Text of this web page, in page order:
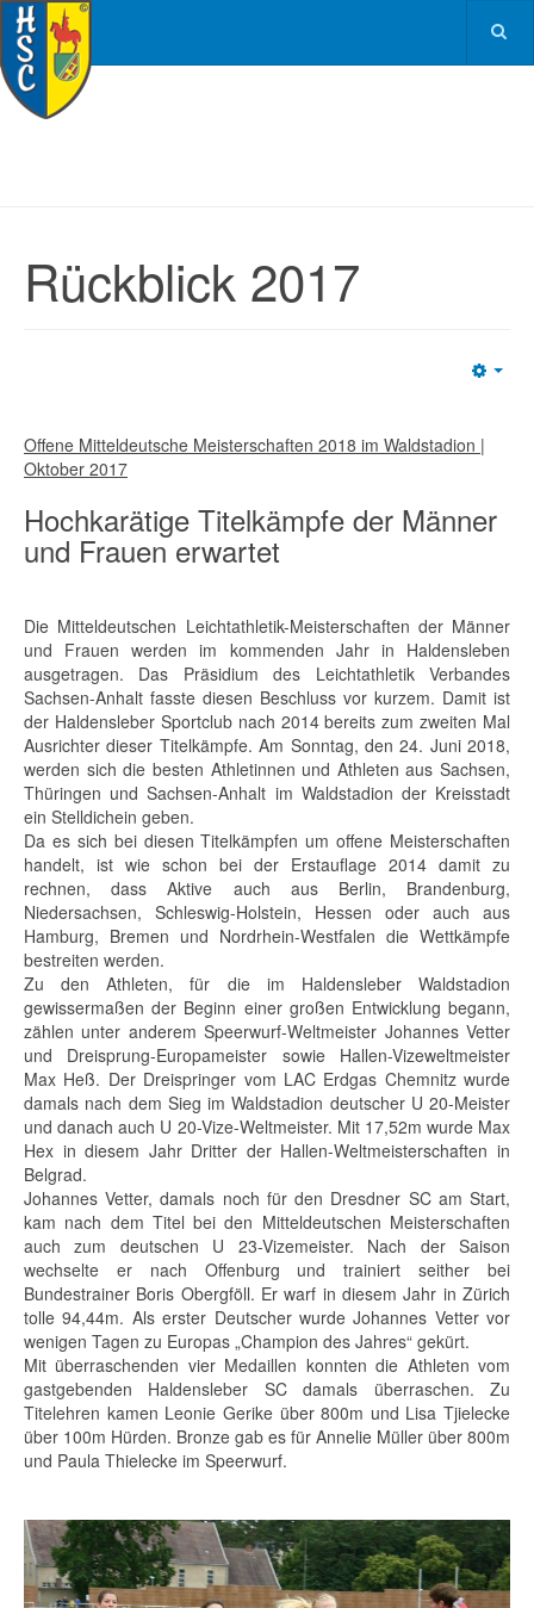
Rückblick 2017
Offene Mitteldeutsche Meisterschaften 2018 im Waldstadion |
Oktober 2017
Hochkarätige Titelkämpfe der Männer
und Frauen erwartet
Die Mitteldeutschen Leichtathletik-Meisterschaften der Männer
und Frauen werden im kommenden Jahr in Haldensleben
ausgetragen. Das Präsidium des Leichtathletik Verbandes
Sachsen-Anhalt fasste diesen Beschluss vor kurzem. Damit ist
der Haldensleber Sportclub nach 2014 bereits zum zweiten Mal
Ausrichter dieser Titelkämpfe. Am Sonntag, den 24. Juni 2018,
werden sich die besten Athletinnen und Athleten aus Sachsen,
Thüringen und Sachsen-Anhalt im Waldstadion der Kreisstadt
ein Stelldichein geben.
Da es sich bei diesen Titelkämpfen um offene Meisterschaften
handelt, ist wie schon bei der Erstauflage 2014 damit zu
rechnen, dass Aktive auch aus Berlin, Brandenburg,
Niedersachsen, Schleswig-Holstein, Hessen oder auch aus
Hamburg, Bremen und Nordrhein-Westfalen die Wettkämpfe
bestreiten werden.
Zu den Athleten, für die im Haldensleber Waldstadion
gewissermaßen der Beginn einer großen Entwicklung begann,
zählen unter anderem Speerwurf-Weltmeister Johannes Vetter
und Dreisprung-Europameister sowie Hallen-Vizeweltmeister
Max Heß. Der Dreispringer vom LAC Erdgas Chemnitz wurde
damals nach dem Sieg im Waldstadion deutscher U 20-Meister
und danach auch U 20-Vize-Weltmeister. Mit 17,52m wurde Max
Hex in diesem Jahr Dritter der Hallen-Weltmeisterschaften in
Belgrad.
Johannes Vetter, damals noch für den Dresdner SC am Start,
kam nach dem Titel bei den Mitteldeutschen Meisterschaften
auch zum deutschen U 23-Vizemeister. Nach der Saison
wechselte er nach Offenburg und trainiert seither bei
Bundestrainer Boris Obergföll. Er warf in diesem Jahr in Zürich
tolle 94,44m. Als erster Deutscher wurde Johannes Vetter vor
wenigen Tagen zu Europas „Champion des Jahres“ gekürt.
Mit überraschenden vier Medaillen konnten die Athleten vom
gastgebenden Haldensleber SC damals überraschen. Zu
Titelehren kamen Leonie Gerike über 800m und Lisa Tjielecke
über 100m Hürden. Bronze gab es für Annelie Müller über 800m
und Paula Thielecke im Speerwurf.